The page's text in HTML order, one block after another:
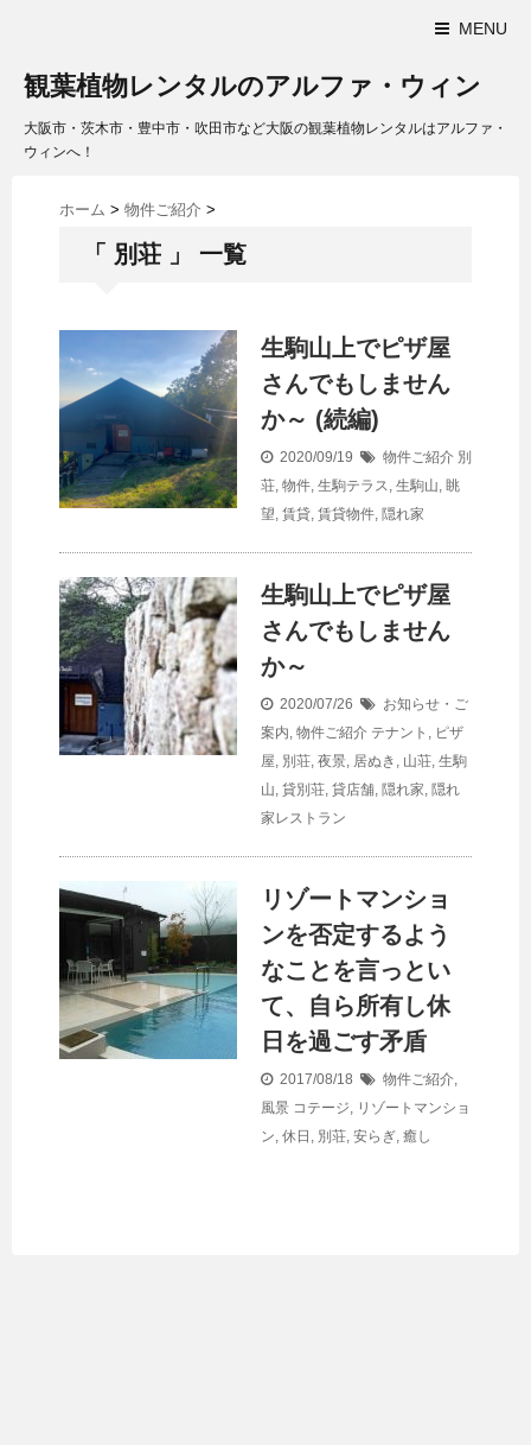
MENU
観葉植物レンタルのアルファ・ウィン
大阪市・茨木市・豊中市・吹田市など大阪の観葉植物レンタルはアルファ・
ウィンへ！
ホーム > 物件ご紹介 >
「 別荘 」 一覧
生駒山上でピザ屋
さんでもしません
か～ (続編)
2020/09/19 物件ご紹介 別
荘, 物件, 生駒テラス, 生駒山, 眺
望, 賃貸, 賃貸物件, 隠れ家
生駒山上でピザ屋
さんでもしません
か～
2020/07/26
お知らせ・ご
案内, 物件ご紹介 テナント , ピザ
屋, 別荘, 夜景, 居ぬき , 山荘, 生駒
山, 貸別荘, 貸店舗, 隠れ家, 隠れ
家レストラン
リゾートマンショ
ンを否定するよう
なことを言っとい
て、自ら所有し休
日を過ごす矛盾
2017/08/18 物件ご紹介,
風景 コテージ, リゾートマンショ
ン, 休日 , 別荘, 安らぎ, 癒し